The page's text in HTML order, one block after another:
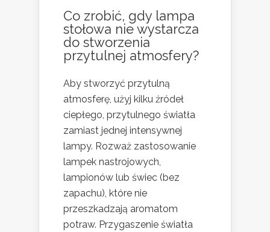
Co zrobić, gdy lampa
stołowa nie wystarcza
do stworzenia
przytulnej atmosfery?
Aby stworzyć przytulną
atmosferę, użyj kilku źródeł
ciepłego, przytulnego światła
zamiast jednej intensywnej
lampy. Rozważ zastosowanie
lampek nastrojowych,
lampionów lub świec (bez
zapachu), które nie
przeszkadzają aromatom
potraw. Przygaszenie światła